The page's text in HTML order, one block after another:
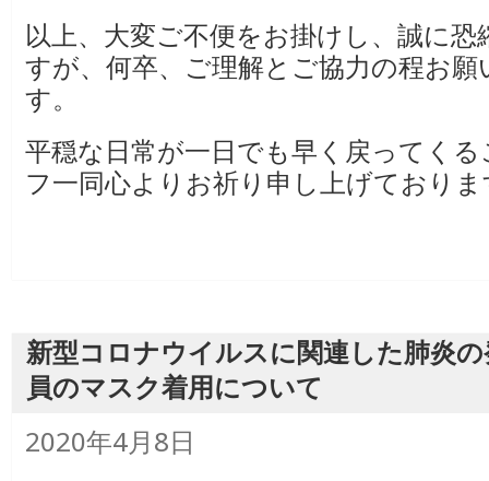
以上、大変ご不便をお掛けし、誠に
すが、何卒、ご理解とご協力の程お願
す。
平穏な日常が一日でも早く戻ってく
フ一同心よりお祈り申し上げておりま
新型コロナウイルスに関連した肺炎
員のマスク着用について
投
2020年4月8日